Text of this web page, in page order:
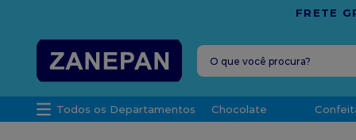
O que você procura?
Todos os Departamentos Chocolate
vela